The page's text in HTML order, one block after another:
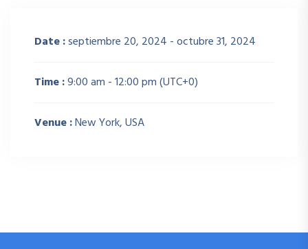
Date :septiembre 20, 2024 - octubre 31, 2024
Time :9:00 am - 12:00 pm(UTC+0)
Venue :New York, USA